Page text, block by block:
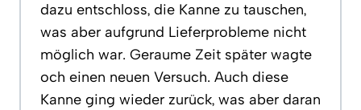
dazu entschloss, die Kanne zu tauschen,
was aber aufgrund Lieferprobleme nicht
möglich war. Geraume Zeit später wagte
och einen neuen Versuch. Auch diese
Kanne ging wieder zurück, was aber daran